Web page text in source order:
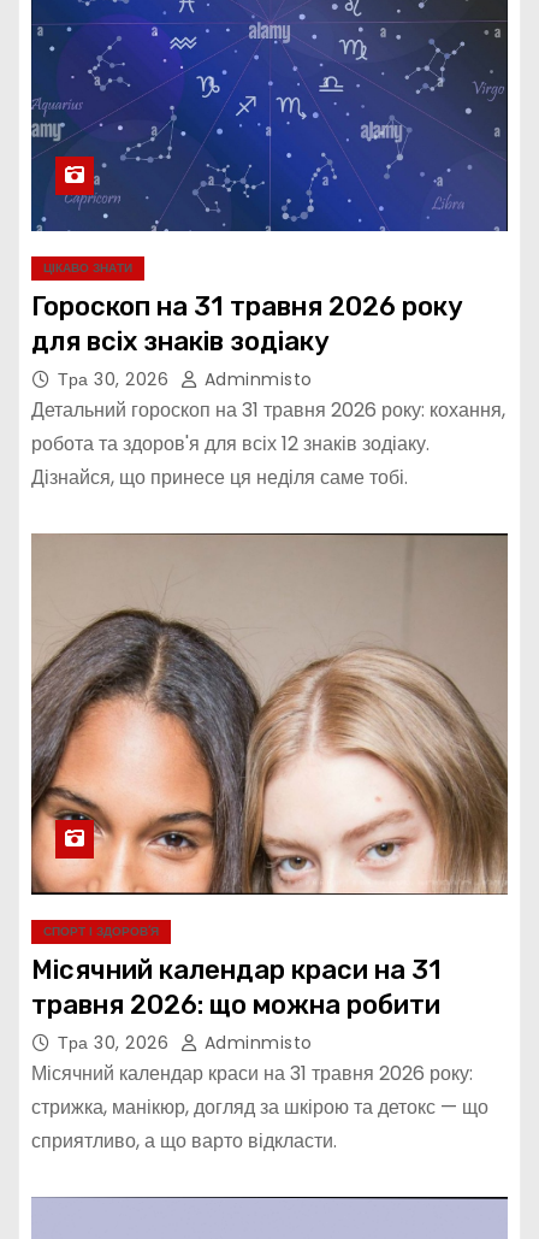
ЦІКАВО ЗНАТИ
Гороскоп на 31 травня 2026 року
для всіх знаків зодіаку
Тра 30, 2026 Adminmisto
Детальний гороскоп на 31 травня 2026 року: кохання,
робота та здоров'я для всіх 12 знаків зодіаку.
Дізнайся, що принесе ця неділя саме тобі.
СПОРТ І ЗДОРОВ’Я
Місячний календар краси на 31
травня 2026: що можна робити
Тра 30, 2026 Adminmisto
Місячний календар краси на 31 травня 2026 року:
стрижка, манікюр, догляд за шкірою та детокс — що
сприятливо, а що варто відкласти.